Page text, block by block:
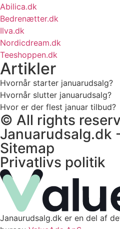
Abilica.dk
Bedrenætter.dk
Ilva.dk
Nordicdream.dk
Teeshoppen.dk
Artikler
Hvornår starter januarudsalg?
Hvornår slutter januarudsalg?
Hvor er der flest januar tilbud?
© All rights
Januarudsalg.dk
Sitemap
Privatlivs politik
Janaurudsalg.dk er en del af